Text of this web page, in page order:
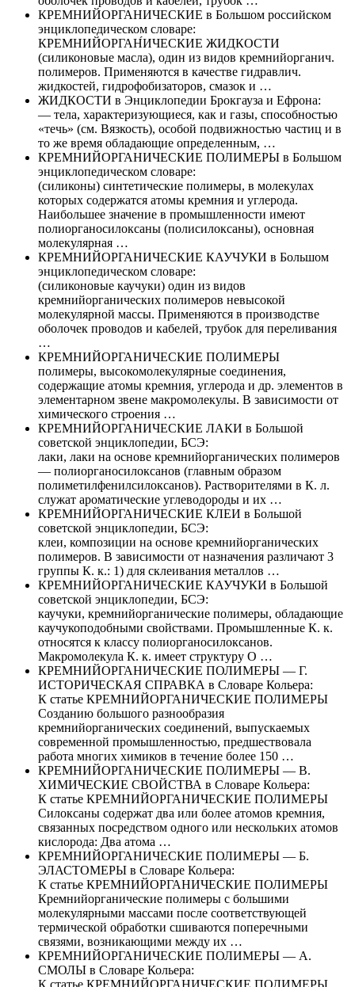
КРЕМНИЙОРГАНИЧЕСКИЕ в Большом российском
энциклопедическом словаре:
КРЕМНИЙОРГАН́ИЧЕСКИЕ ЖИДКОСТИ
(силиконовые масла), один из видов кремнийорганич.
полимеров. Применяются в качестве гидравлич.
жидкостей, гидрофобизаторов, смазок и …
ЖИДКОСТИ в Энциклопедии Брокгауза и Ефрона:
— тела, характеризующиеся, как и газы, способностью
«течь» (см. Вязкость), особой подвижностью частиц и в
то же время обладающие определенным, …
КРЕМНИЙОРГАНИЧЕСКИЕ ПОЛИМЕРЫ в Большом
энциклопедическом словаре:
(силиконы) синтетические полимеры, в молекулах
которых содержатся атомы кремния и углерода.
Наибольшее значение в промышленности имеют
полиорганосилоксаны (полисилоксаны), основная
молекулярная …
КРЕМНИЙОРГАНИЧЕСКИЕ КАУЧУКИ в Большом
энциклопедическом словаре:
(силиконовые каучуки) один из видов
кремнийорганических полимеров невысокой
молекулярной массы. Применяются в производстве
оболочек проводов и кабелей, трубок для переливания
…
КРЕМНИЙОРГАНИЧЕСКИЕ ПОЛИМЕРЫ
полимеры, высокомолекулярные соединения,
содержащие атомы кремния, углерода и др. элементов в
элементарном звене макромолекулы. В зависимости от
химического строения …
КРЕМНИЙОРГАНИЧЕСКИЕ ЛАКИ в Большой
советской энциклопедии, БСЭ:
лаки, лаки на основе кремнийорганических полимеров
— полиорганосилоксанов (главным образом
полиметилфенилсилоксанов). Растворителями в К. л.
служат ароматические углеводороды и их …
КРЕМНИЙОРГАНИЧЕСКИЕ КЛЕИ в Большой
советской энциклопедии, БСЭ:
клеи, композиции на основе кремнийорганических
полимеров. В зависимости от назначения различают 3
группы К. к.: 1) для склеивания металлов …
КРЕМНИЙОРГАНИЧЕСКИЕ КАУЧУКИ в Большой
советской энциклопедии, БСЭ:
каучуки, кремнийорганические полимеры, обладающие
каучукоподобными свойствами. Промышленные К. к.
относятся к классу полиорганосилоксанов.
Макромолекула К. к. имеет структуру O …
КРЕМНИЙОРГАНИЧЕСКИЕ ПОЛИМЕРЫ — Г.
ИСТОРИЧЕСКАЯ СПРАВКА в Словаре Кольера:
К статье КРЕМНИЙОРГАНИЧЕСКИЕ ПОЛИМЕРЫ
Созданию большого разнообразия
кремнийорганических соединений, выпускаемых
современной промышленностью, предшествовала
работа многих химиков в течение более 150 …
КРЕМНИЙОРГАНИЧЕСКИЕ ПОЛИМЕРЫ — В.
ХИМИЧЕСКИЕ СВОЙСТВА в Словаре Кольера:
К статье КРЕМНИЙОРГАНИЧЕСКИЕ ПОЛИМЕРЫ
Силоксаны содержат два или более атомов кремния,
связанных посредством одного или нескольких атомов
кислорода: Два атома …
КРЕМНИЙОРГАНИЧЕСКИЕ ПОЛИМЕРЫ — Б.
ЭЛАСТОМЕРЫ в Словаре Кольера:
К статье КРЕМНИЙОРГАНИЧЕСКИЕ ПОЛИМЕРЫ
Кремнийорганические полимеры с большими
молекулярными массами после соответствующей
термической обработки сшиваются поперечными
связями, возникающими между их …
КРЕМНИЙОРГАНИЧЕСКИЕ ПОЛИМЕРЫ — А.
СМОЛЫ в Словаре Кольера: